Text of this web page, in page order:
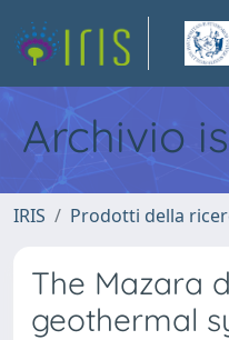
Archivio
IRIS Prodotti della
The Mazara
geothermal